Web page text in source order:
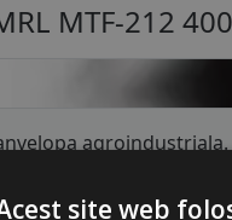
MTF-212
agroindustriala.
site web